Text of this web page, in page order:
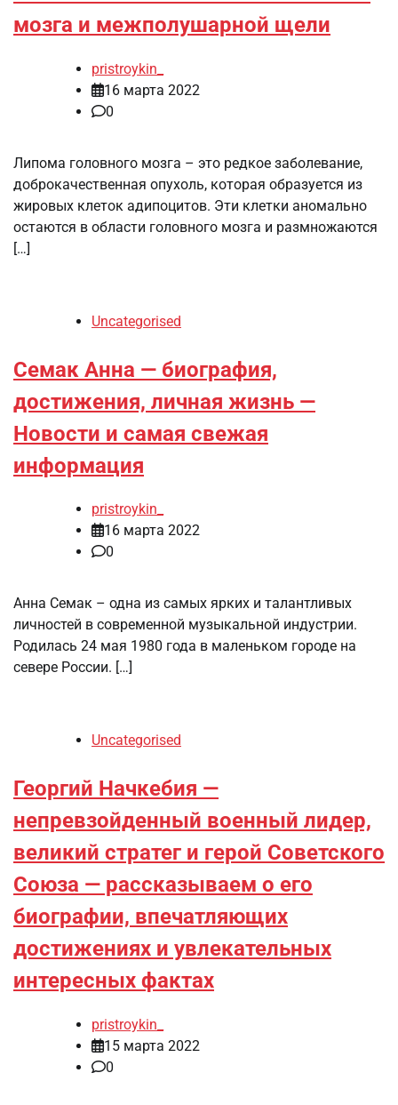
мозга и межполушарной щели
pristroykin_
16 марта 2022
0
Липома головного мозга – это редкое заболевание,
доброкачественная опухоль, которая образуется из
жировых клеток адипоцитов. Эти клетки аномально
остаются в области головного мозга и размножаются
[…]
Uncategorised
Семак Анна — биография,
достижения, личная жизнь —
Новости и самая свежая
информация
pristroykin_
16 марта 2022
0
Анна Семак – одна из самых ярких и талантливых
личностей в современной музыкальной индустрии.
Родилась 24 мая 1980 года в маленьком городе на
севере России. […]
Uncategorised
Георгий Начкебия —
непревзойденный военный лидер,
великий стратег и герой Советского
Союза — рассказываем о его
биографии, впечатляющих
достижениях и увлекательных
интересных фактах
pristroykin_
15 марта 2022
0